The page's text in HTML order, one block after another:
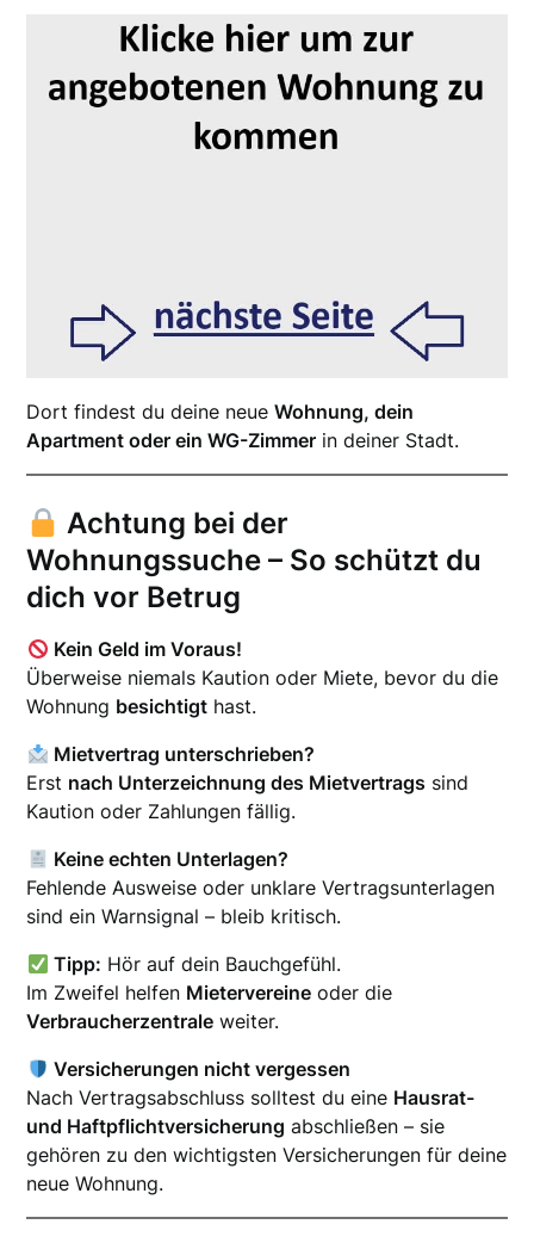
Dort findest du deine neueWohnung, dein
Apartment oder ein WG-Zimmer in deiner Stadt.
Achtung bei der
Wohnungssuche – So schützt du
dich vor Betrug
Kein Geld im Voraus!
Überweise niemals Kaution oder Miete, bevor du die
Wohnung besichtigt hast.
Mietvertrag unterschrieben?
Erst nach Unterzeichnung des Mietvertrags sind
Kaution oder Zahlungen fällig.
Keine echten Unterlagen?
Fehlende Ausweise oder unklare Vertragsunterlagen
sind ein Warnsignal – bleib kritisch.
Tipp: Hör auf dein Bauchgefühl.
Im Zweifel helfen Mietervereine oder die
Verbraucherzentrale weiter.
Versicherungen nicht vergessen
Nach Vertragsabschluss solltest du eine Hausrat-
und Haftpflichtversicherung abschließen – sie
gehören zu den wichtigsten Versicherungen für deine
neue Wohnung.